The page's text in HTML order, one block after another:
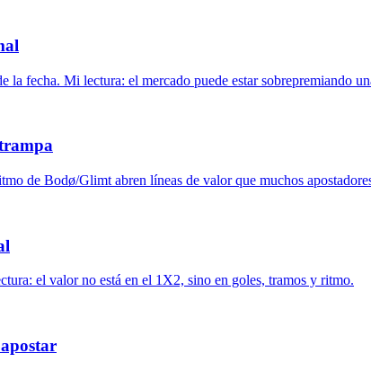
fecha. Mi lectura: el mercado puede estar sobrepremiando
de Bodø/Glimt abren líneas de valor que muchos
el valor no está en el 1X2, sino en goles, tramos y ritmo.